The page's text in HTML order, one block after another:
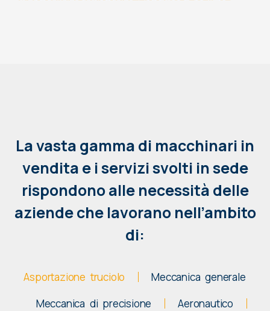
La vasta gamma di macchinari in
vendita e i servizi svolti in sede
rispondono alle necessità delle
aziende che lavorano nell’ambito
di:
Asportazione truciolo
Meccanica generale
Meccanica di precisione
Aeronautico